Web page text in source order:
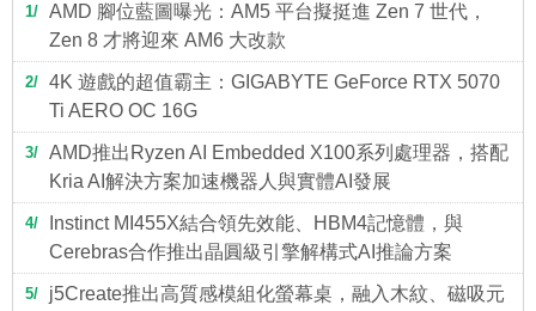
1
AMD 腳位藍圖曝光：AM5 平台擬挺進 Zen 7 世代，
Zen 8 才將迎來 AM6 大改款
2
4K 遊戲的超值霸主：GIGABYTE GeForce RTX 5070
Ti AERO OC 16G
3
AMD推出Ryzen AI Embedded X100系列處理器，搭配
Kria AI解決方案加速機器人與實體AI發展
4
Instinct MI455X結合領先效能、HBM4記憶體，與
Cerebras合作推出晶圓級引擎解構式AI推論方案
5
j5Create推出高質感模組化螢幕桌，融入木紋、磁吸元